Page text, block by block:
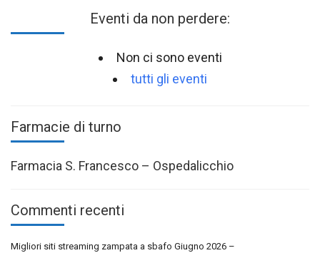
Eventi da non perdere:
Non ci sono eventi
tutti gli eventi
Farmacie di turno
Farmacia S. Francesco – Ospedalicchio
Commenti recenti
Migliori siti streaming zampata a sbafo Giugno 2026 –